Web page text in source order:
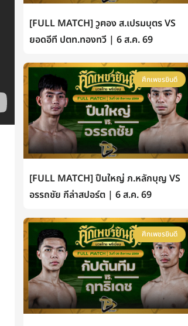
[FULL MATCH] วูฅอง ส.เปรมบุตร VS
ยอดอีที ปตท.ทองทวี | 6 ส.ค. 69
ศึกเพชรยินดี
[FULL MATCH] ปืนใหญ่ ภ.หลักบุญ VS
อรรถชัย กีล่าสปอร์ต | 6 ส.ค. 69
ศึกเพชรยินดี